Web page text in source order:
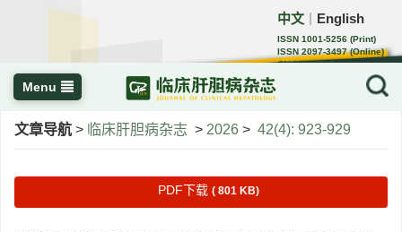
中文 English
ISSN 1001-5256 (Print)
ISSN 2097-3497 (Online)
CN 22-1108/R
Menu
文章导航 > 临床肝胆病杂志 > 2026 > 42(4): 923-929
PDF下载 ( 801 KB)